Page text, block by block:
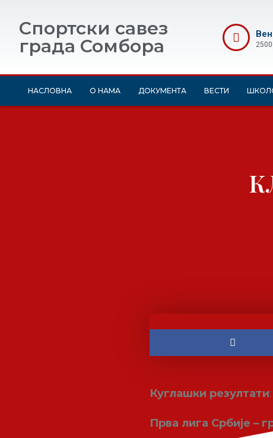
Спортски савез
града Сомбора
НАСЛОВНА О НАМА ДОКУМЕНТА ВЕСТИ
Куглашки резултати:
Прва лига Србије –